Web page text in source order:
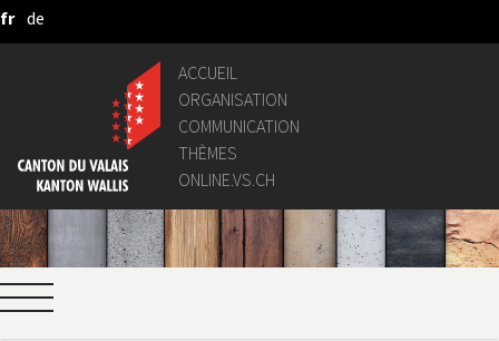
Saut au contenu principal
fr de
ACCUEIL
ORGANISATION
COMMUNICATION
THÈMES
ONLINE.VS.CH